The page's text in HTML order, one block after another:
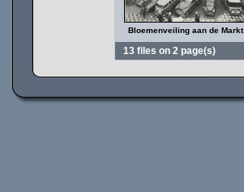
Bloemenveiling aan de Markt
13 files on 2 page(s)